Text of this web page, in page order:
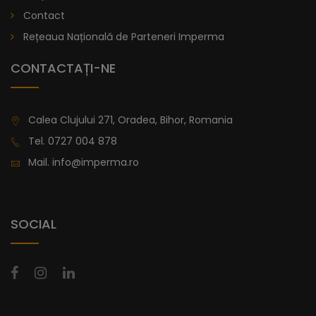
De la 996,47
Contact
Rețeaua Națională de Parteneri Imperma
CONTACTAȚI-NE
Calea Clujului 271, Oradea, Bihor, Romania
Tel. 0727 004 878
Mail. info@imperma.ro
SOCIAL